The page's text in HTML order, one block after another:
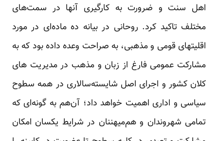
اهل سنت و ضرورت به کارگیری آنها در سمت‌های
مختلف تاکید کرد. روحانی در بیانه ده ماده‌ای در مورد
اقلیتهای قومی و مذهبی،‌ به صراحت وعده داده بود که به
مشارکت عمومی فارغ از زبان و مذهب در مدیریت های
کلان کشور و اجرای اصل شایسته‌سالاری در همه سطوح
سیاسی و اداری اهمیت خواهد داد؛ آن‌هم به گونه‌ای که
تمامی شهروندان و هم‌میهننان در شرایط یکسان امکان